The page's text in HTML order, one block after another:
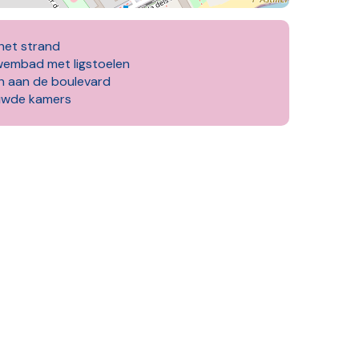
strand
met ligstoelen
aan de boulevard
kamers